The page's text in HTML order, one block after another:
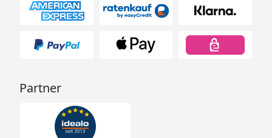
Partner